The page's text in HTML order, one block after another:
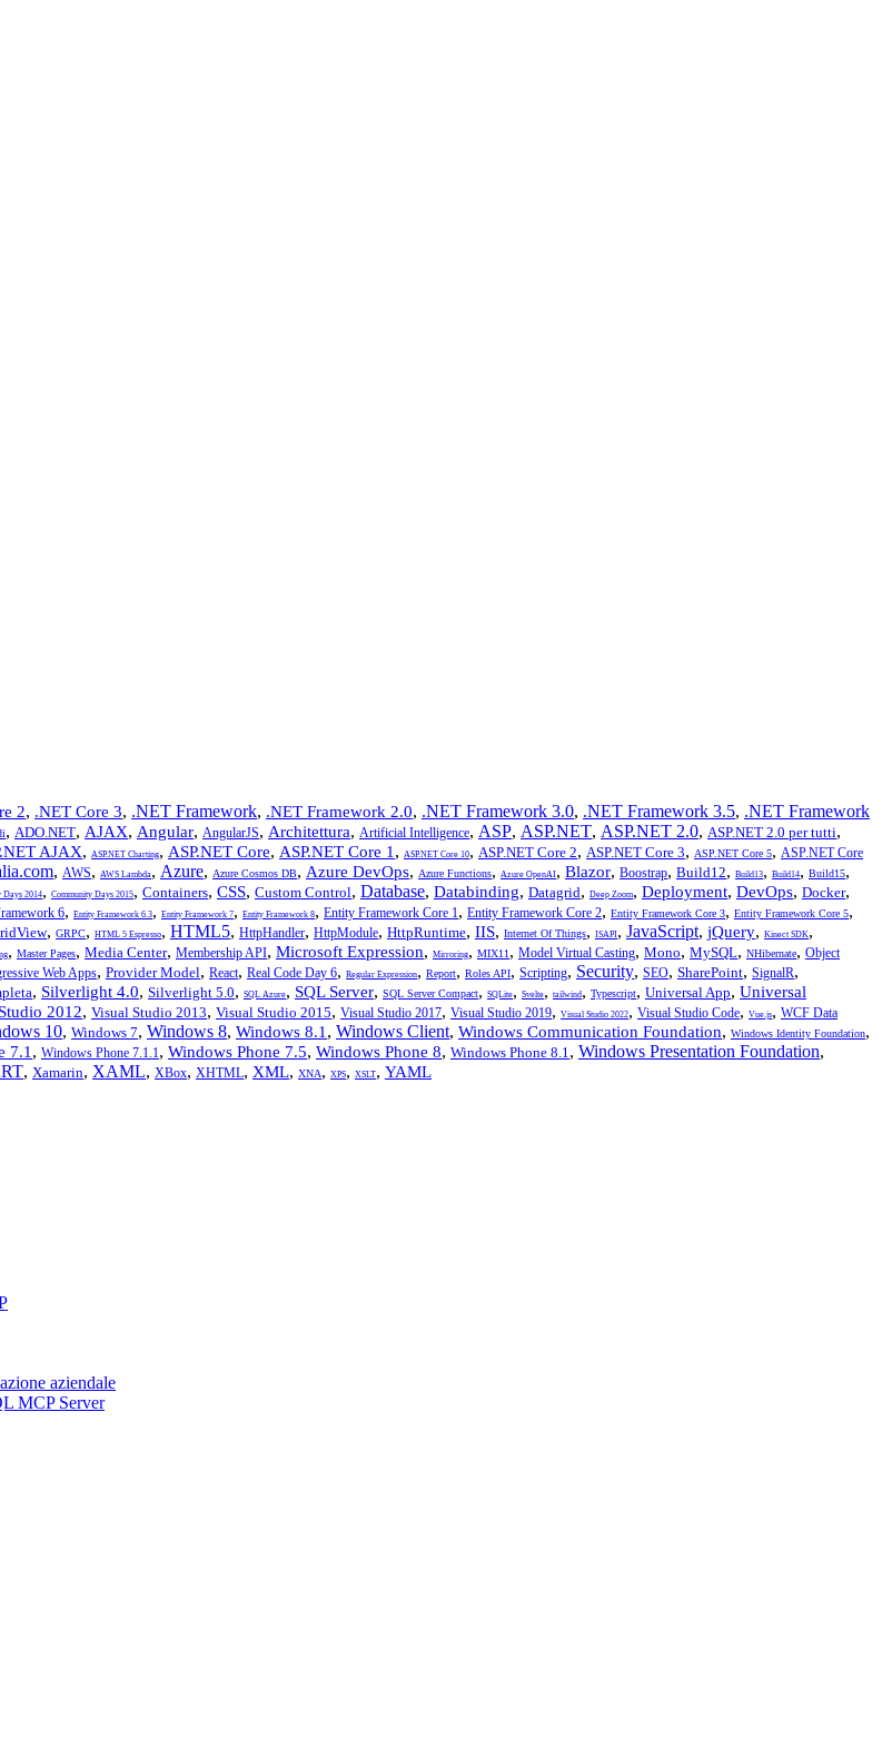
2, .NET Core 3, .NET Framework, .NET Framework 2.0, .NET Framework 3.0, .NET Framework 3.5, .NET Framework
, ADO.NET, AJAX, Angular, AngularJS, Architettura, Artificial Intelligence, ASP, ASP.NET, ASP.NET 2.0, ASP.NET 2.0 per tutti,
AJAX, ASP.NET Charting, ASP.NET Core, ASP.NET Core 1 , ASP.NET Core 10, ASP.NET Core 2, ASP.NET Core 3, ASP.NET Core 5, ASP.NET Core
, AWS, AWS Lambda , Azure, Azure Cosmos DB, Azure DevOps, Azure Functions, Azure OpenAI, Blazor, Boostrap, Build12, Build13, Build14, Build15,
Days 2014, Community Days 2015, Containers, CSS, Custom Control, Database, Databinding, Datagrid, Deep Zoom, Deployment, DevOps, Docker,
6, Entity Framework 6.3, Entity Framework 7, Entity Framework 8, Entity Framework Core 1 , Entity Framework Core 2, Entity Framework Core 3, Entity Framework Core 5,
, GRPC, HTML 5 Espresso, HTML5, HttpHandler, HttpModule, HttpRuntime, IIS, Internet Of Things, ISAPI, JavaScript, jQuery, Kinect SDK,
, Master Pages, Media Center, Membership API, Microsoft Expression, Mirroring, MIX11 , Model Virtual Casting, Mono, MySQL, NHibernate, Object
Web Apps, Provider Model, React, Real Code Day 6, Regular Expression, Report, Roles API, Scripting, Security, SEO, SharePoint, SignalR,
, Silverlight 4.0, Silverlight 5.0, SQL Azure, SQL Server, SQL Server Compact, SQLite, Svelte, tailwind, Typescript, Universal App, Universal
2012, Visual Studio 2013, Visual Studio 2015, Visual Studio 2017, Visual Studio 2019, Visual Studio 2022, Visual Studio Code, Vue.js, WCF Data
10, Windows 7, Windows 8, Windows 8.1 , Windows Client, Windows Communication Foundation, Windows Identity Foundation,
7.1 , Windows Phone 7.1.1 , Windows Phone 7.5, Windows Phone 8, Windows Phone 8.1 , Windows Presentation Foundation,
, Xamarin, XAML, XBox, XHTML, XML, XNA, XPS, XSLT, YAML
aziendale
MCP Server